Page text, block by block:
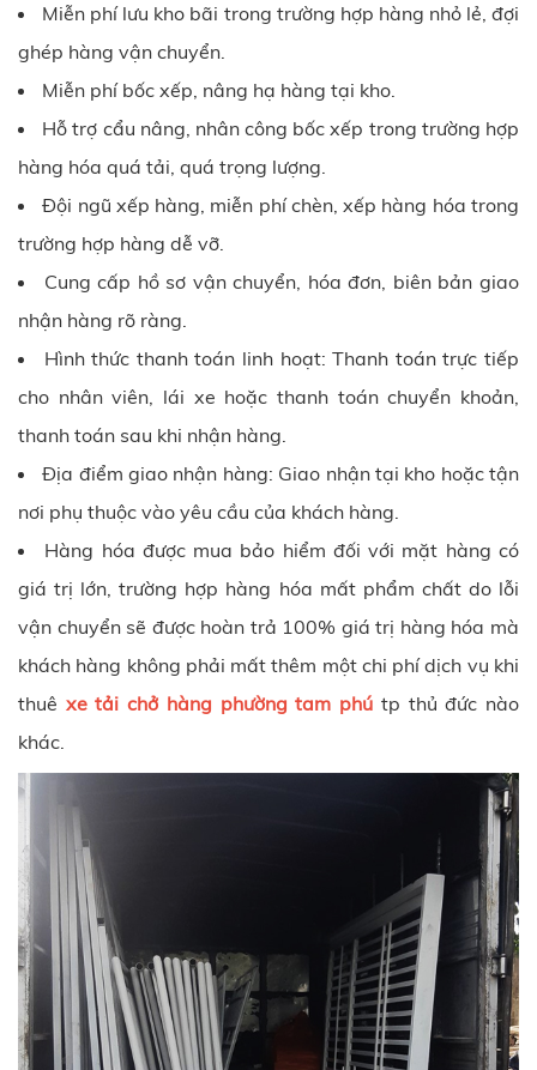
Miễn phí lưu kho bãi trong trường hợp hàng nhỏ lẻ, đợi
ghép hàng vận chuyển.
Miễn phí bốc xếp, nâng hạ hàng tại kho.
Hỗ trợ cẩu nâng, nhân công bốc xếp trong trường hợp
hàng hóa quá tải, quá trọng lượng.
Đội ngũ xếp hàng, miễn phí chèn, xếp hàng hóa trong
trường hợp hàng dễ vỡ.
Cung cấp hồ sơ vận chuyển, hóa đơn, biên bản giao
nhận hàng rõ ràng.
Hình thức thanh toán linh hoạt: Thanh toán trực tiếp
cho nhân viên, lái xe hoặc thanh toán chuyển khoản,
thanh toán sau khi nhận hàng.
Địa điểm giao nhận hàng: Giao nhận tại kho hoặc tận
nơi phụ thuộc vào yêu cầu của khách hàng.
Hàng hóa được mua bảo hiểm đối với mặt hàng có
giá trị lớn, trường hợp hàng hóa mất phẩm chất do lỗi
vận chuyển sẽ được hoàn trả 100% giá trị hàng hóa mà
khách hàng không phải mất thêm một chi phí dịch vụ khi
thuê xe tải chở hàng phường tam phú tp thủ đức nào
khác.